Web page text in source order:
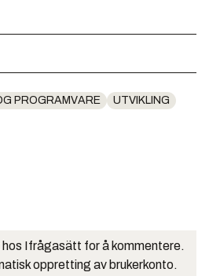
PROGRAMVARE
UTVIKLING
Ifrågasätt for å kommentere.
oppretting av brukerkonto.